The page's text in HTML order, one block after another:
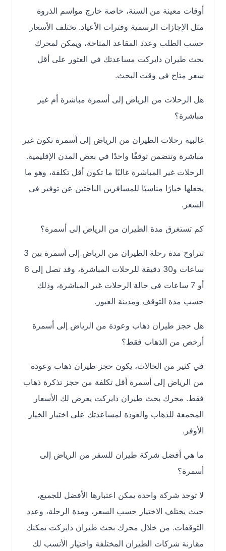
أوقات معينة من السنة، خاصة خارج مواسم الذروة
مثل الإجازات الرسمية وفترات الأعياد. تختلف الأسعار
حسب الطلب وعدد المقاعد المتاحة، ويمكن لمحرك
بحث طيران دايركت مساعدتك في العثور على أقل
سعر متاح في وقت البحث.
هل الرحلات من الرياض إلى أسمرة مباشرة أم غير
مباشرة؟
غالبية رحلات الطيران من الرياض إلى أسمرة تكون غير
مباشرة وتتضمن توقفًا واحدًا في بعض المدن الإقليمية.
الرحلات غير المباشرة غالبًا ما تكون أقل تكلفة، وهو ما
يجعلها خيارًا مناسبًا للمسافرين الباحثين عن توفير في
السعر.
كم تستغرق مدة الطيران من الرياض إلى أسمرة؟
تتراوح مدة رحلة الطيران من الرياض إلى أسمرة بين 3
ساعات و30 دقيقة للرحلات المباشرة، وقد تصل إلى 6
أو 7 ساعات في حالة الرحلات غير المباشرة، وذلك
حسب مدة التوقف ومدينة العبور.
هل حجز طيران ذهاب وعودة من الرياض إلى أسمرة
أرخص من الذهاب فقط؟
في كثير من الحالات، يكون حجز طيران ذهاب وعودة
من الرياض إلى أسمرة أقل تكلفة من حجز تذكرة ذهاب
فقط. محرك بحث طيران دايركت يعرض لك الأسعار
المجمعة للذهاب والعودة لمساعدتك على اختيار الخيار
الأوفر.
ما هي أفضل شركة طيران للسفر من الرياض إلى
أسمرة؟
لا توجد شركة واحدة يمكن اعتبارها الأفضل للجميع،
حيث يختلف الاختيار حسب السعر، ومدة الرحلة، وعدد
التوقفات. من خلال محرك بحث طيران دايركت يمكنك
مقارنة شركات الطيران المختلفة واختيار الأنسب لك